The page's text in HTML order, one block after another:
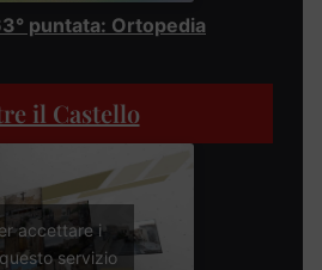
puntata: Ortopedia
il Castello
accettare i
servizio